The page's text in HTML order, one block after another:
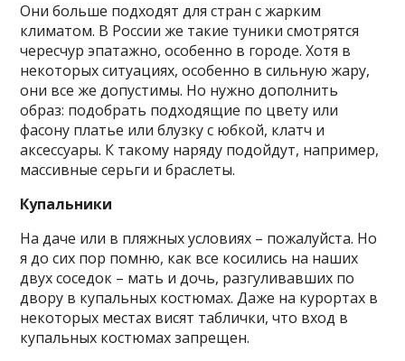
Они больше подходят для стран с жарким
климатом. В России же такие туники смотрятся
чересчур эпатажно, особенно в городе. Хотя в
некоторых ситуациях, особенно в сильную жару,
они все же допустимы. Но нужно дополнить
образ: подобрать подходящие по цвету или
фасону платье или блузку с юбкой, клатч и
аксессуары. К такому наряду подойдут, например,
массивные серьги и браслеты.
Купальники
На даче или в пляжных условиях – пожалуйста. Но
я до сих пор помню, как все косились на наших
двух соседок – мать и дочь, разгуливавших по
двору в купальных костюмах. Даже на курортах в
некоторых местах висят таблички, что вход в
купальных костюмах запрещен.